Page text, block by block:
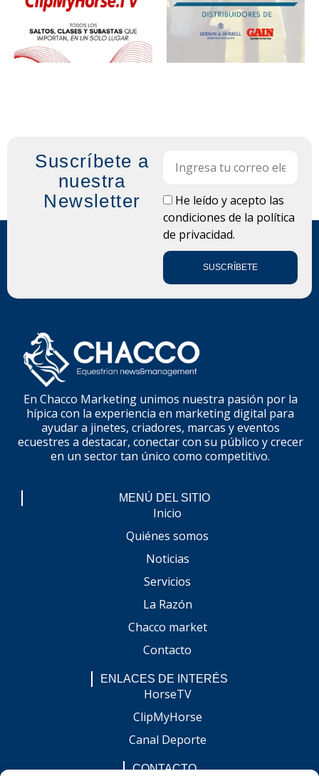
Suscríbete a
nuestra
Newsletter
LOPDHe leído y acepto las
condiciones de la política
de privacidad.
SUSCRÍBETE
En Chacco Marketing unimos nuestra pasión por la
hípica con la experiencia en marketing digital para
ayudar a jinetes, criadores, marcas y eventos
ecuestres a destacar, conectar con su público y crecer
en un sector tan único como competitivo.
MENÚ DEL SITIO
Inicio
Quiénes somos
Noticias
Servicios
La Razón
Chacco market
Contacto
ENLACES DE INTERÉS
HorseTV
ClipMyHorse
Canal Deporte
CONTACTO